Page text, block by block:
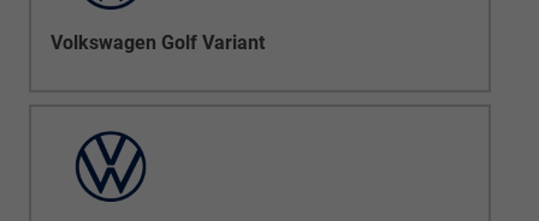
Volkswagen Golf Variant